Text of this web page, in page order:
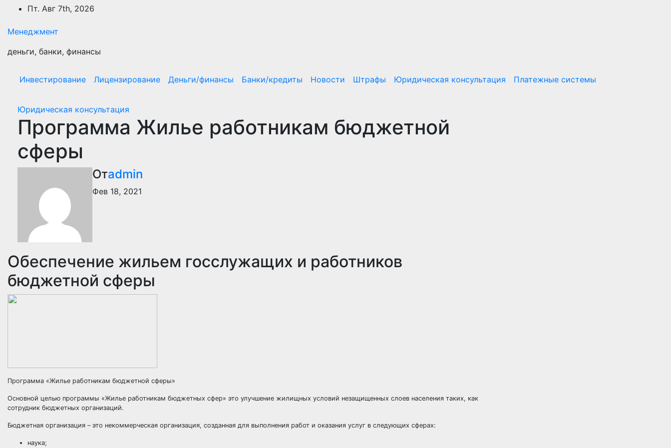
Перейти
содержимому
Пт. Авг 7th, 2026
Менеджмент
деньги, банки, финансы
Инвестирование Лицензирование Деньги/финансы Банки/кредиты Новости Штрафы Юридическая консультация Платежные системы
Юридическая консультация
Программа Жилье работникам бюджетной
сферы
Отadmin
Фев 18, 2021
Обеспечение жильем госслужащих и работников
бюджетной сферы
Программа «Жилье работникам бюджетной сферы»
Основной целью программы «Жилье работникам бюджетных сфер» это улучшение жилищных условий незащищенных слоев населения таких, как
сотрудник бюджетных организаций.
Бюджетная организация – это некоммерческая организация, созданная для выполнения работ и оказания услуг в следующих сферах:
наука;